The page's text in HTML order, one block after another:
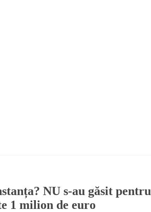
NU s-au găsit pentru
1 milion de euro